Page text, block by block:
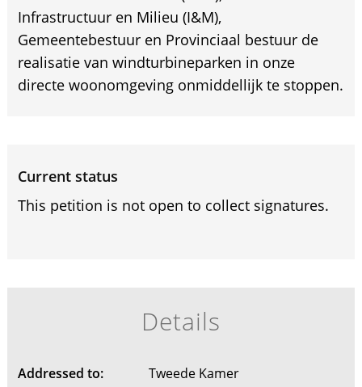
Infrastructuur en Milieu (I&M),
Gemeentebestuur en Provinciaal bestuur de
realisatie van windturbineparken in onze
directe woonomgeving onmiddellijk te stoppen.
Current status
This petition is not open to collect signatures.
Details
Addressed to:
Tweede Kamer